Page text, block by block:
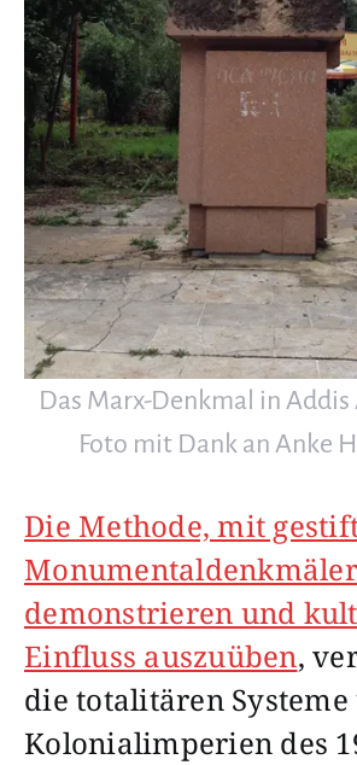
Das Marx-Denkmal in Addis
Foto mit Dank an Anke
Die Methode, mit
demonstrieren und
Einfluss auszuüben,
die totalitären
Kolonialimperien des